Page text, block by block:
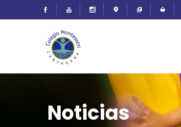
Noticias